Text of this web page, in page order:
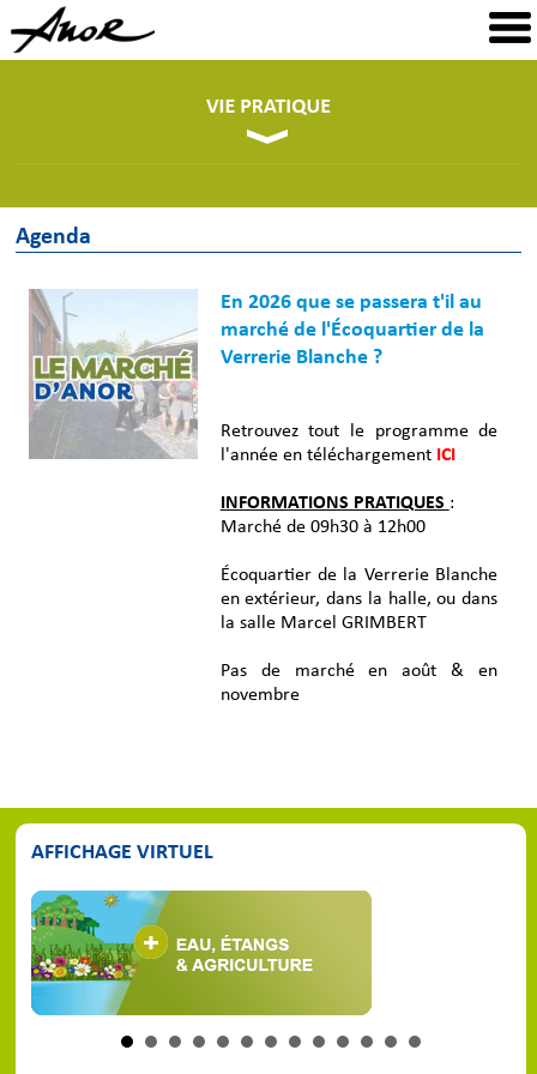
Agenda
En 2026 que se passera t'il au
marché de l'Écoquartier de la
Verrerie Blanche ?
Retrouvez tout le programme de
l'année en téléchargement ICI
INFORMATIONS PRATIQUES :
Marché de 09h30 à 12h00
Écoquartier de la Verrerie Blanche
en extérieur, dans la halle, ou dans
la salle Marcel GRIMBERT
Pas de marché en août & en
novembre
AFFICHAGE VIRTUEL